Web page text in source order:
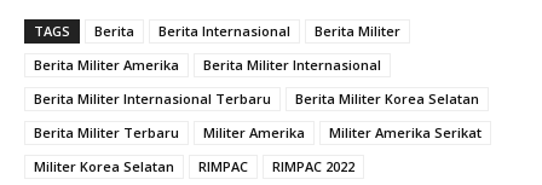
TAGS Berita Berita Internasional
Berita Militer
Berita Militer Amerika
Berita Militer Internasional
Berita Militer Internasional Terbaru
Berita Militer Korea Selatan
Berita Militer Terbaru
Militer Amerika
Militer Amerika Serikat
Militer Korea Selatan
RIMPAC RIMPAC 2022